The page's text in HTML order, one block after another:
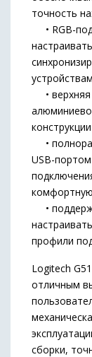
точность
• RGB-
• верхняя
•
USB-
•
профили
Logitech
отличным
сборки,